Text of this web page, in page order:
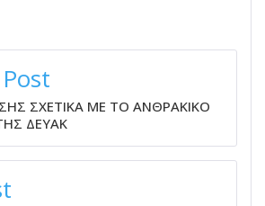
ΣΧΕΤΙΚΑ ΜΕ ΤΟ ΑΝΘΡΑΚΙΚΟ
ΔΕΥΑΚ